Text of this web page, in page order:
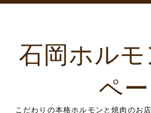
石岡ホル
ペ
こだわりの本格ホルモンと焼肉のお